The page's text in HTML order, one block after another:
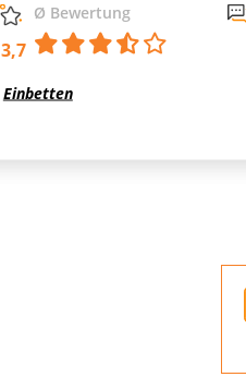
Ø Bewertung
3,7
Einbetten